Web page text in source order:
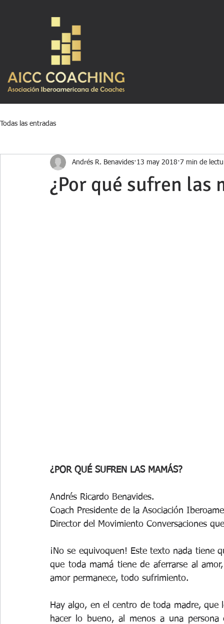
Todas las entradas
¿Por qué sufren las
Andrés R. Benavides 13 may 2018 7 min de
¿POR QUÉ SUFREN LAS MAMÁS?
Andrés Ricardo Benavides.
Coach Presidente de la Asociación
Director del Movimiento Conversaciones
¡No se equivoquen! Este texto nada tiene
que toda mamá tiene de aferrarse al
amor permanece, todo sufrimiento.
Hay algo, en el centro de toda madre,
hacer lo bueno, al menos a una